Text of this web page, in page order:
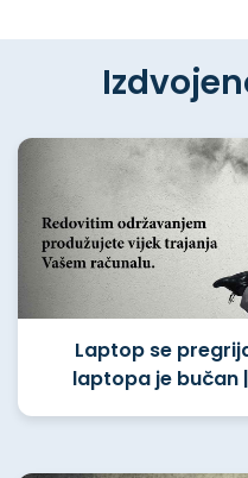
Laptop se
laptopa je bučan